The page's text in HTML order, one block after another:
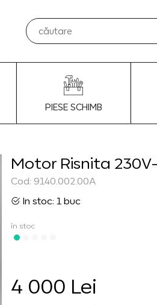
PIESE SCHIMB
Motor Risnita
Cod: 9140.002.00A
In stoc: 1 buc
în stoc
4 000 Lei